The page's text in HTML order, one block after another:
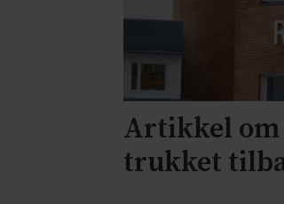
Artikkel
trukket